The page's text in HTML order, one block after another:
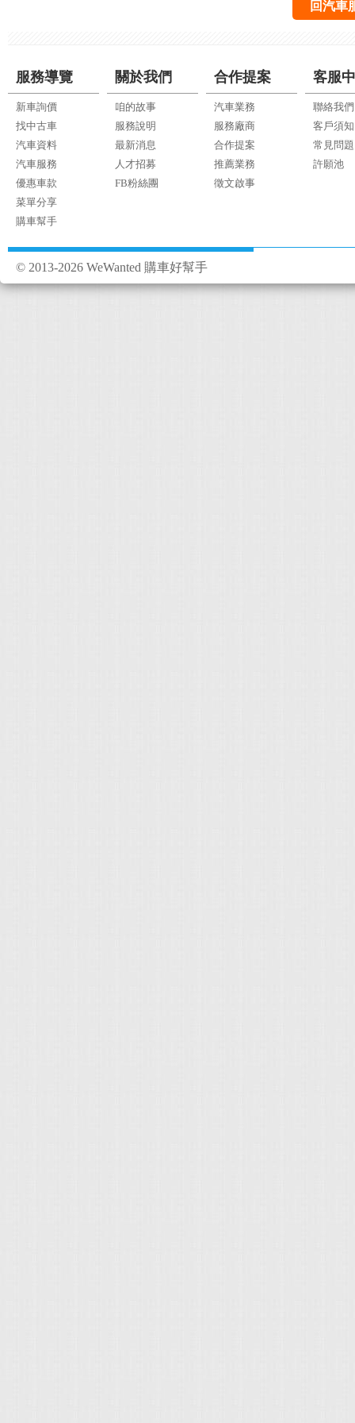
回汽車
服務導覽
新車詢價
找中古車
汽車資料
汽車服務
優惠車款
菜單分享
購車幫手
關於我們
咱的故事
服務說明
最新消息
人才招募
FB粉絲團
合作提案
汽車業務
服務廠商
合作提案
推薦業務
徵文啟事
客服
聯絡我們
客戶須知
常見問題
許願池
© 2013-2026 WeWanted 購車好幫手